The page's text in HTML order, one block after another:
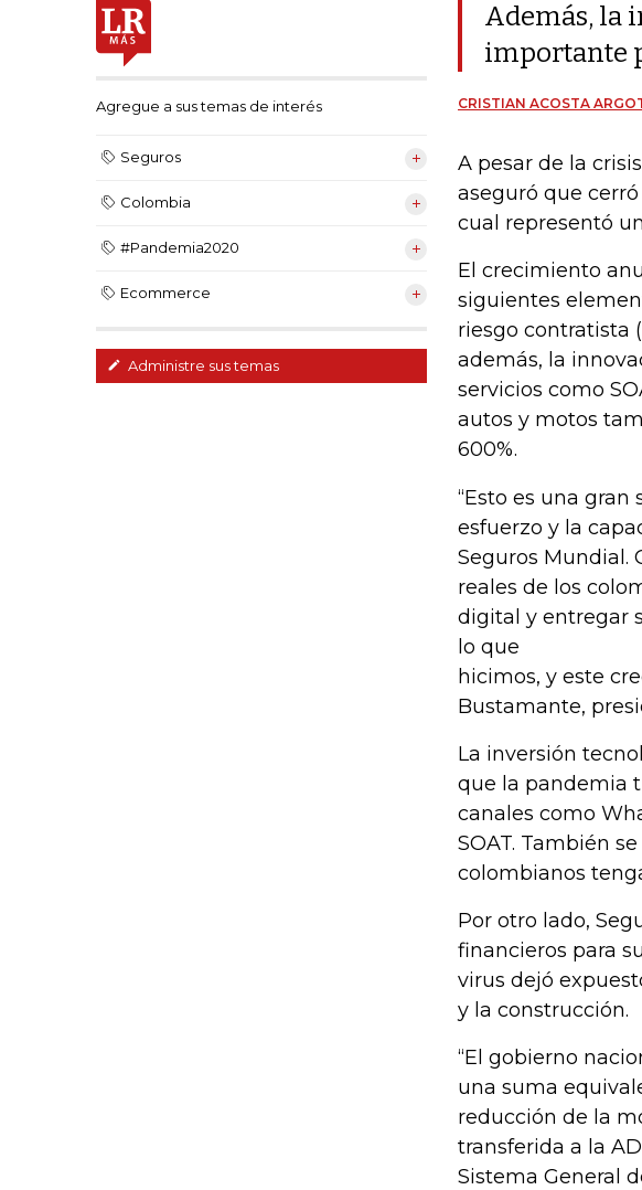
Agregue a sus temas de interés
Seguros
Colombia
#Pandemia2020
Ecommerce
Administre sus temas
Además, la
importante
CRISTIAN ACOSTA
A pesar de la
aseguró que
cual representó
El crecimiento
siguientes
riesgo contratista
además, la
servicios como
autos y motos
600%.
“Esto es una
esfuerzo y la
Seguros Mundial.
reales de los
digital y entregar
lo que
hicimos, y este
Bustamante,
La inversión
que la pandemia
canales como
SOAT. También
colombianos
Por otro lado,
financieros para
virus dejó
y la construcción.
“El gobierno
una suma
reducción de la
transferida a la
Sistema General